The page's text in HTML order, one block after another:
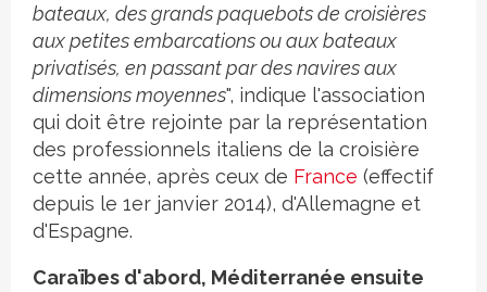
bateaux, des grands paquebots de croisières
aux petites embarcations ou aux bateaux
privatisés, en passant par des navires aux
dimensions moyennes", indique l'association
qui doit être rejointe par la représentation
des professionnels italiens de la croisière
cette année, après ceux de France (effectif
depuis le 1er janvier 2014), d'Allemagne et
d'Espagne.
Caraïbes d'abord, Méditerranée ensuite